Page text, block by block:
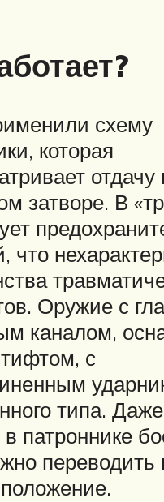
схему
которая
отдачу
затворе. В
что
Оружие с
каналом,
с
типа.
патроннике
переводить